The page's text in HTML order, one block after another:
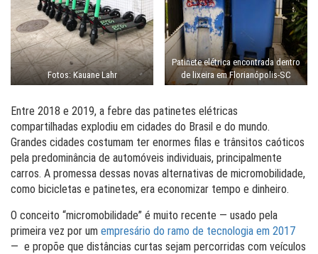
Fotos: Kauane Lahr
Patinete elétrica encontrada dentro
de lixeira em Florianópolis-SC
Entre 2018 e 2019, a febre das patinetes elétricas
compartilhadas explodiu em cidades do Brasil e do mundo.
Grandes cidades costumam ter enormes filas e trânsitos caóticos
pela predominância de automóveis individuais, principalmente
carros. A promessa dessas novas alternativas de micromobilidade,
como bicicletas e patinetes, era economizar tempo e dinheiro.
O conceito “micromobilidade” é muito recente — usado pela
primeira vez por um empresário do ramo de tecnologia em 2017
— e propõe que distâncias curtas sejam percorridas com veículos